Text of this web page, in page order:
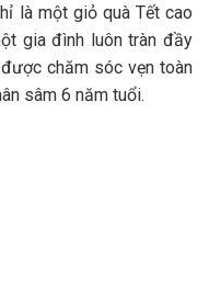
là một giỏ quà Tết cao
gia đình luôn tràn đầy
chăm sóc vẹn toàn
sâm 6 năm tuổi.